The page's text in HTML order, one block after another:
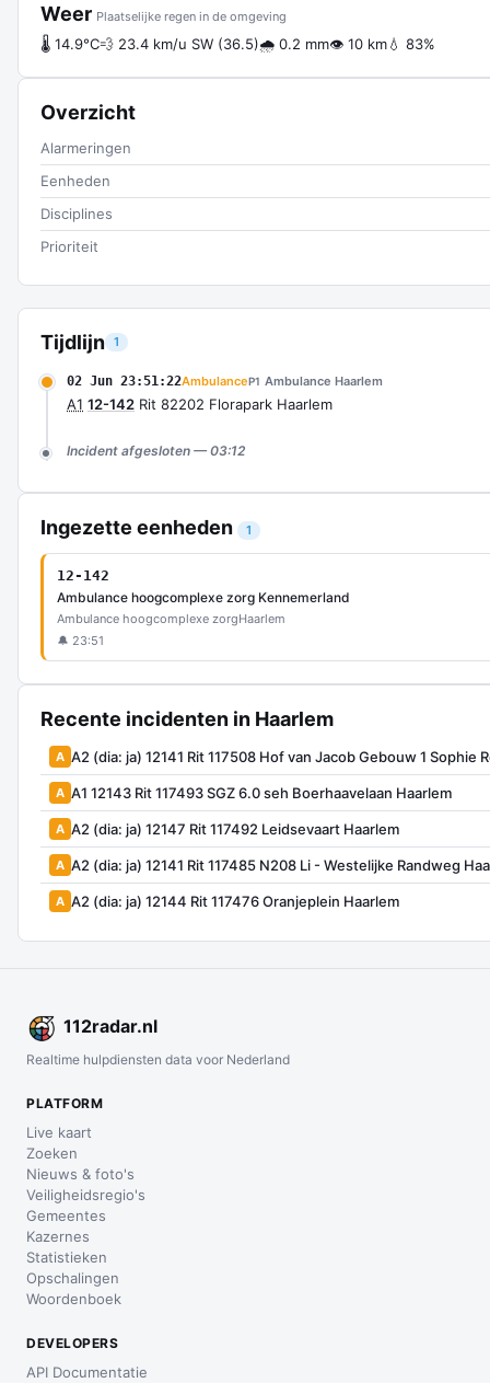
Tijdlijn 1
02 Jun 23:51:22AmbulanceP1 Ambulance Haarlem
A1 12-142 Rit 82202 Florapark Haarlem
Incident afgesloten — 03:12
Ingezette eenheden 1
12-142
Ambulance hoogcomplexe zorg Kennemerland
Ambulance hoogcomplexe zorgHaarlem
🔔 23:51
Recente incidenten in Haarlem
A A2 (dia: ja) 12141 Rit 117508 Hof van Jacob Gebouw 1 Sophie
A A1 12143 Rit 117493 SGZ 6.0 seh Boerhaavelaan Haarlem
A A2 (dia: ja) 12147 Rit 117492 Leidsevaart Haarlem
A A2 (dia: ja) 12141 Rit 117485 N208 Li - Westelijke Randweg
A A2 (dia: ja) 12144 Rit 117476 Oranjeplein Haarlem
Weer Plaatselijke regen in de omgeving
🌡 14.9°C💨 23.4 km/u SW (36.5)🌧 0.2 mm👁 10 km💧 83%
Overzicht
Alarmeringen
Eenheden
Disciplines
Prioriteit
112radar.nl
Realtime hulpdiensten data voor Nederland
PLATFORM
Live kaart
Zoeken
Nieuws & foto's
Veiligheidsregio's
Gemeentes
Kazernes
Statistieken
Opschalingen
Woordenboek
DEVELOPERS
API Documentatie